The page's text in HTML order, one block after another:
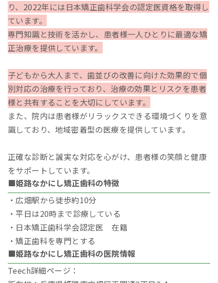
り、2022年には日本矯正歯科学会の認定医資格を取得し
ています。
専門知識と技術を活かし、患者様一人ひとりに最適な矯
正治療を提供しています。
子どもから大人まで、歯並びの改善に向けた効果的で個
別対応の治療を行っており、治療の効果とリスクを患者
様と共有することを大切にしています。
また、院内は患者様がリラックスできる環境づくりを意
識しており、地域密着型の医療を提供しています。
正確な診断と誠実な対応を心がけ、患者様の笑顔と健康
をサポートしています。
■姫路なかにし矯正歯科の特徴
・広畑駅から徒歩約10分
・平日は20時まで診療している
・日本矯正歯科学会認定医 在籍
・矯正歯科を専門とする
■姫路なかにし矯正歯科の医院情報
Teech詳細ページ：